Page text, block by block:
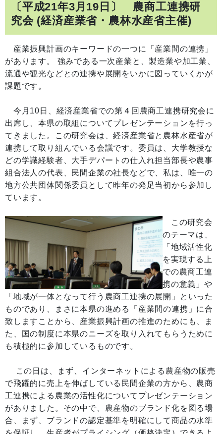
〔平成21年3月19日〕 農商工連携研
究会 (経済産業省・農林水産省主催)
産業振興計画のキーワードの一つに「産業間の連携」
があります。 強みである一次産業と、製造業や加工業、
流通や観光などとの連携や展開をいかに図っていくかが
課題です。
今月10日、経済産業省での第４回農商工連携研究会に
出席し、本県の取組についてプレゼンテーションを行っ
てきました。この研究会は、経済産業省と農林水産省が
連携して取り組んでいる会議です。委員は、大学教授な
どの学識経験者、大手デパートの仕入れ担当部長や農事
組合法人の代表、民間企業の社長などで、私は、唯一の
地方公共団体関係委員として昨年の発足当初から参加し
ています。
この研究会
のテーマは、
「地域活性化
を実現する上
での農商工連
携の意義」や
「地域が一体となって行う農商工連携の展開」といった
ものであり、まさに本県の進める「産業間の連携」に合
致しますことから、産業振興計画の推進のためにも、ま
た、国の制度に本県のニーズを取り入れてもらうために
も積極的に参加しているものです。
この日は、まず、インターネットによる農産物の販売
で飛躍的に売上を伸ばしている民間企業の方から、農商
工連携による農業の活性化についてプレゼンテーション
がありました。その中で、農産物のブランド化を図る場
合、まず、ブランドの認定基準を明確にして商品の水準